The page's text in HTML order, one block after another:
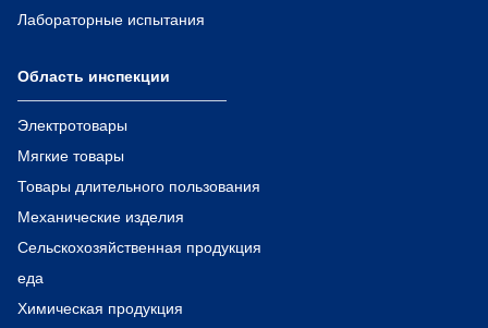
Лабораторные испытания
Область инспекции
Электротовары
Мягкие товары
Товары длительного пользования
Механические изделия
Сельскохозяйственная продукция
еда
Химическая продукция